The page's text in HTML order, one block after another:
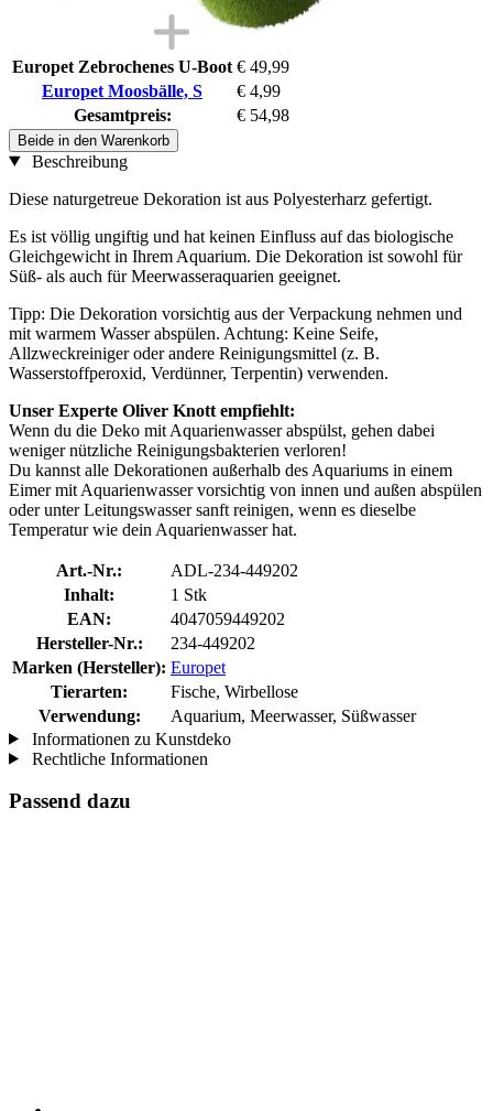
Europet Zebrochenes U-Boot € 49,99
Europet Moosbälle, S
€ 4,99
Gesamtpreis:
€ 54,98
Beide in den Warenkorb
Beschreibung
Diese naturgetreue Dekoration ist aus Polyesterharz gefertigt.
Es ist völlig ungiftig und hat keinen Einfluss auf das biologische
Gleichgewicht in Ihrem Aquarium. Die Dekoration ist sowohl für
Süß- als auch für Meerwasseraquarien geeignet.
Tipp: Die Dekoration vorsichtig aus der Verpackung nehmen und
mit warmem Wasser abspülen. Achtung: Keine Seife,
Allzweckreiniger oder andere Reinigungsmittel (z. B.
Wasserstoffperoxid, Verdünner, Terpentin) verwenden.
Unser Experte Oliver Knott empfiehlt:
Wenn du die Deko mit Aquarienwasser abspülst, gehen dabei
weniger nützliche Reinigungsbakterien verloren!
Du kannst alle Dekorationen außerhalb des Aquariums in einem
Eimer mit Aquarienwasser vorsichtig von innen und außen abspülen
oder unter Leitungswasser sanft reinigen, wenn es dieselbe
Temperatur wie dein Aquarienwasser hat.
Art.-Nr.:
ADL-234-449202
Inhalt:
1 Stk
EAN:
4047059449202
Hersteller-Nr.:
234-449202
Marken (Hersteller): Europet
Tierarten:
Fische, Wirbellose
Verwendung:
Aquarium, Meerwasser, Süßwasser
Informationen zu Kunstdeko
Rechtliche Informationen
Passend dazu